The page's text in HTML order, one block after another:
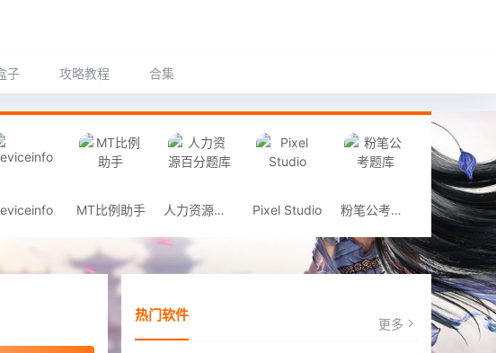
子 攻略教程 合集
MT比例助手 人力资源百分题库 Pixel Studio 粉笔公考题库
热门软件 更多